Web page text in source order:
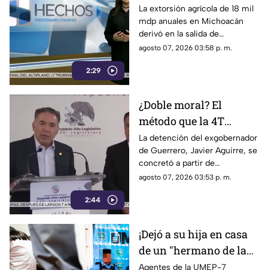
2:29
pérdidas de 18 mil mdp
en Michoacán
La extorsión agrícola de 18 mil
mdp anuales en Michoacán
derivó en la salida de
inspectores de EE. UU.,
agosto 07, 2026 03:58 p. m.
2:44
¿Doble moral? El
método que la 4T
desacredita para Rocha
Moya y Enrique
Inzunza fue el que
metió a la cárcel a
La detención del exgobernador
de Guerrero, Javier Aguirre, se
concretó a partir de
declaraciones de testigos
agosto 07, 2026 03:53 p. m.
¡Dejó a su hija en casa
de un "hermano de la
iglesia" para jugar con
Agentes de la UMEP-7